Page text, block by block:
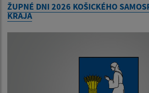
ŽUPNÉ DNI 2026 KOŠICKÉHO
KRAJA